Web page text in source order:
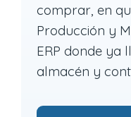
comprar, en
Producción y
ERP donde ya
almacén y